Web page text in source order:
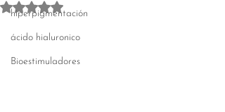
hiperpigmentación
ácido hialuronico
Bioestimuladores
Rated NaN out of 5 stars.